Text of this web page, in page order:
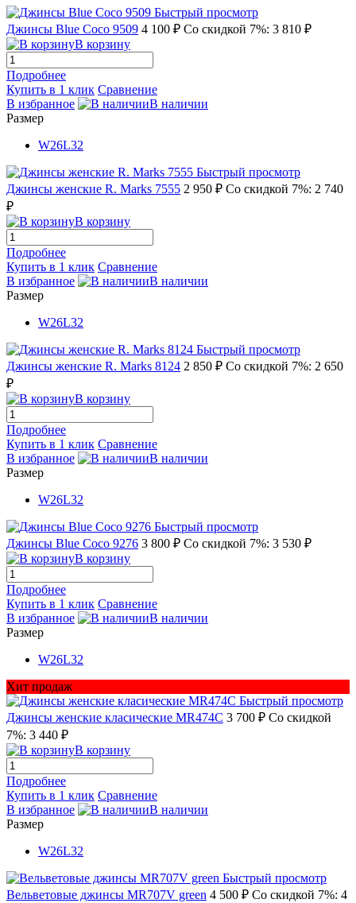
Быстрый просмотр
Джинсы Blue Coco 9509 4 100 ₽ Со скидкой 7%: 3 810 ₽
В корзину
Подробнее
Купить в 1 клик Сравнение
В избранное
В наличии
Размер
W26L32
Быстрый просмотр
Джинсы женские R. Marks 7555 2 950 ₽ Со скидкой 7%: 2 740
₽
В корзину
Подробнее
Купить в 1 клик Сравнение
В избранное
В наличии
Размер
W26L32
Быстрый просмотр
Джинсы женские R. Marks 8124 2 850 ₽ Со скидкой 7%: 2 650
₽
В корзину
Подробнее
Купить в 1 клик Сравнение
В избранное
В наличии
Размер
W26L32
Быстрый просмотр
Джинсы Blue Coco 9276 3 800 ₽ Со скидкой 7%: 3 530 ₽
В корзину
Подробнее
Купить в 1 клик Сравнение
В избранное
В наличии
Размер
W26L32
Хит продаж
Быстрый просмотр
Джинсы женские класические MR474C 3 700 ₽ Со скидкой
7%: 3 440 ₽
В корзину
Подробнее
Купить в 1 клик Сравнение
В избранное
В наличии
Размер
W26L32
Быстрый просмотр
Вельветовые джинсы MR707V green 4 500 ₽ Со скидкой 7%: 4